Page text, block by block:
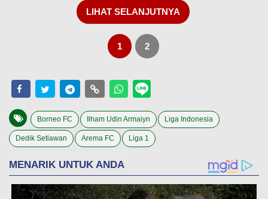
LIHAT SELANJUTNYA
1 2
Borneo FC Ilham Udin Armaiyn Liga Indonesia
Dedik Setiawan Arema FC Liga 1